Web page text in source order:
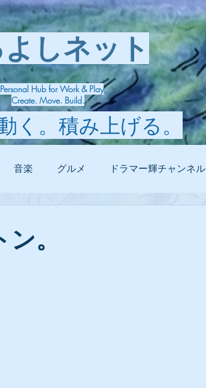
しネット
Hub for Work & Play
Create. Move. Build.
く。積み上げる。
音楽 グルメ ドラマー輝チャンネル
。